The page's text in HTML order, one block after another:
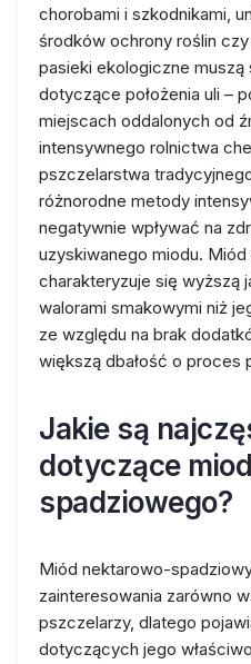
chorobami i szkodnikami,
środków ochrony roślin
pasieki ekologiczne muszą
dotyczące położenia uli –
miejscach oddalonych od
intensywnego rolnictwa
pszczelarstwa
różnorodne metody
negatywnie wpływać na
uzyskiwanego miodu.
charakteryzuje się wyższą
walorami smakowymi niż
ze względu na brak
większą dbałość o proces
Jakie są
dotyczące
spadziowego?
Miód nektarowo-
zainteresowania zarówno
pszczelarzy, dlatego
dotyczących jego